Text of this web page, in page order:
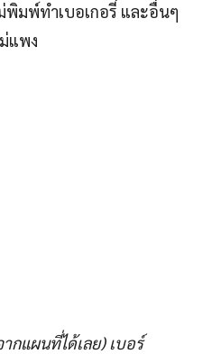
มพ์ทำเบอเกอรี่ และอื่นๆ
แพง
กแผนที่ได้เลย) เบอร์